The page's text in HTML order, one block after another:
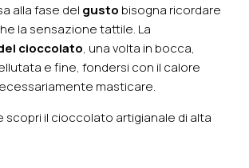
alla fase del gusto bisogna ricordare
la sensazione tattile. La
cioccolato, una volta in bocca,
e fine, fondersi con il calore
masticare.
scopri il cioccolato artigianale di alta